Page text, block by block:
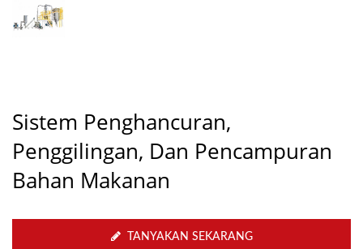
Sistem Penghancuran,
Penggilingan, Dan Pencampuran
Bahan Makanan
TANYAKAN SEKARANG